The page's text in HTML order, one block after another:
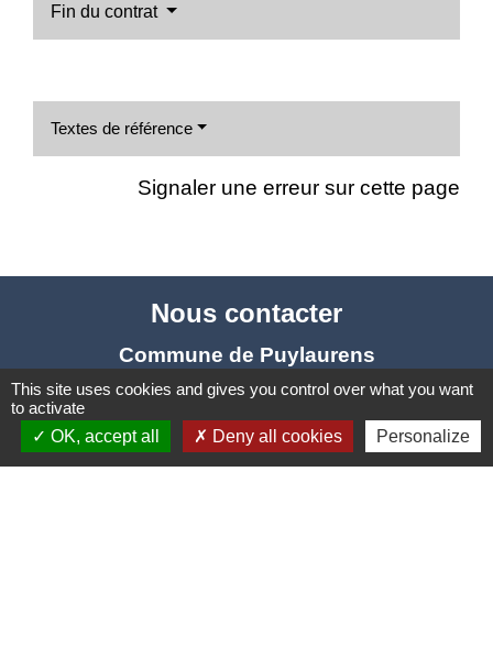
Fin du contrat
Textes de référence
Signaler une erreur sur cette page
Nous contacter
Commune de Puylaurens
1 rue de la Mairie
81700 Puylaurens - FRANCE
+33 5 63 75 00 18
This site uses cookies and gives you control over what you want
to activate
OK, accept all
Deny all cookies Personalize